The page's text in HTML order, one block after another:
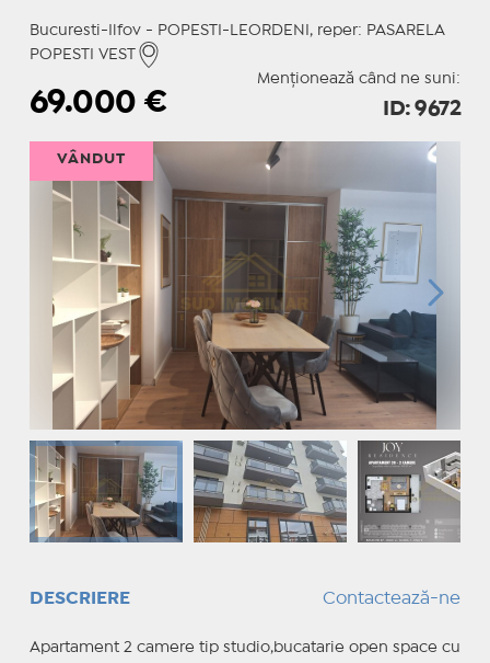
Bucuresti-Ilfov - POPESTI-LEORDENI, reper: PASARELA
POPESTI VEST
Menționează când ne suni:
69.000€ ID: 9672
VÂNDUT
DESCRIERE Contactează-ne
Apartament 2 camere tip studio,bucatarie open space cu